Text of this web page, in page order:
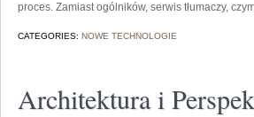
proces. Zamiast ogólników, serwis tłumaczy,
CATEGORIES: NOWE TECHNOLOGIE
Architektura i